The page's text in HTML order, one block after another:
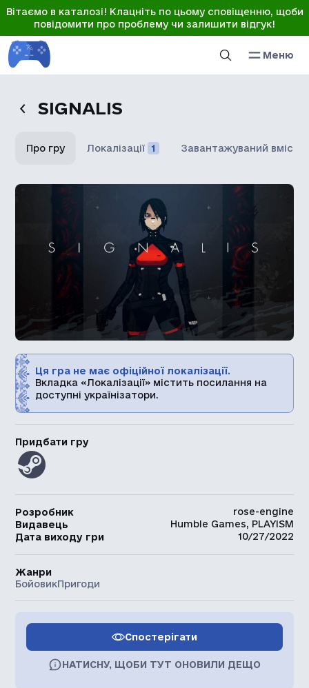
Вітаємо в каталозі! Клацніть по цьому сповіщенню, щоби
повідомити про проблему чи залишити відгук!
Меню
SIGNALIS
Про гру Локалізації 1 Завантажуваний вміст
Ця гра не має офіційної локалізації.
Вкладка «Локалізації» містить посилання на
доступні українізатори.
Придбати гру
Розробник
rose-engine
Видавець
Humble Games, PLAYISM
Дата виходу гри
10/27/2022
Жанри
БойовикПригоди
Спостерігати
НАТИСНУ, ЩОБИ ТУТ ОНОВИЛИ ДЕЩО